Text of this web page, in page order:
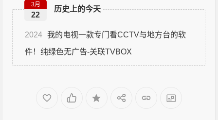
历史上的今天
3月
22
2024 我的电视一款专门看CCTV与地方台的软
件！纯绿色无广告-关联TVBOX